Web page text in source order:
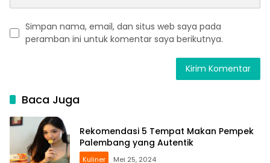
Simpan nama, email, dan situs web saya pada
peramban ini untuk komentar saya berikutnya.
Baca Juga
Rekomendasi 5 Tempat Makan Pempek
Palembang yang Autentik
Kuliner Mei 25, 2024